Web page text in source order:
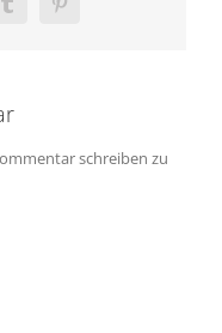
TumblrPinterest
schreiben zu